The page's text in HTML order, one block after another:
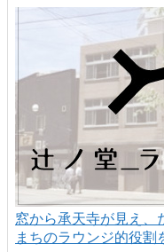
窓から承天寺が見え、
まちのラウンジ的役割